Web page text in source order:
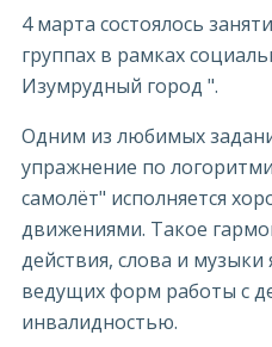
4 марта состоялось
группах в рамках
Изумрудный город ".
Одним из любимых
упражнение по
самолёт" исполняется
движениями. Такое
действия, слова и музыки
ведущих форм работы с
инвалидностью.